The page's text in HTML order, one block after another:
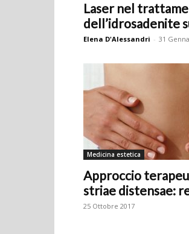
Laser nel
dell’idrosadenite
Elena D'Alessandri - 31
Medicina estetica
Approccio
striae distensae:
25 Ottobre 2017